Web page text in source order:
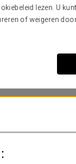
lezen. U
of weigeren